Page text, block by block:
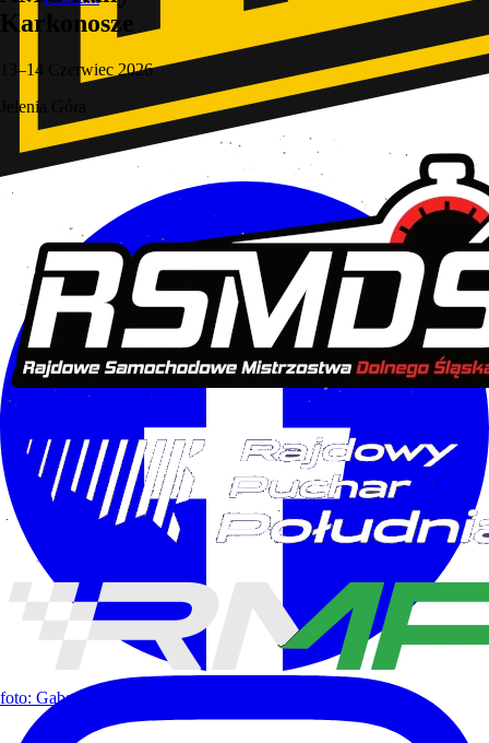
Karkonosze
13–14 Czerwiec 2026
Jelenia Góra
foto: Gabapix